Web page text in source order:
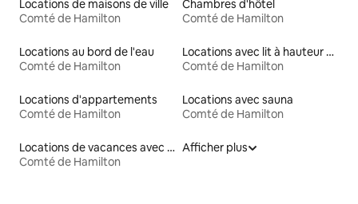
Locations de maisons de ville
Comté de Hamilton
Chambres d'hôtel
Comté de Hamilton
Locations au bord de l'eau
Comté de Hamilton
Locations avec lit à hauteur adaptée
Comté de Hamilton
Locations d'appartements
Comté de Hamilton
Locations avec sauna
Comté de Hamilton
Locations de vacances avec piscine
Comté de Hamilton
Afficher plus